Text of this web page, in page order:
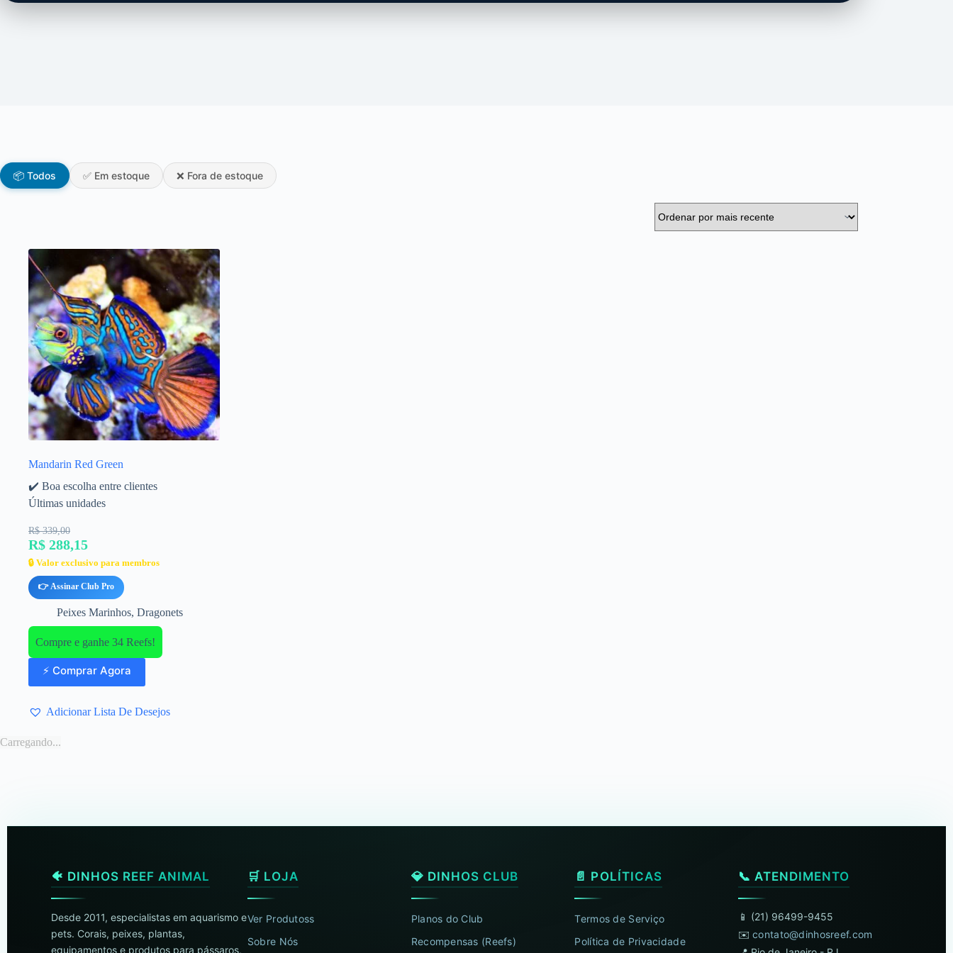
📦 Todos ✅ Em estoque ❌ Fora de estoque
Mandarin Red Green
✔️ Boa escolha entre clientes
Últimas unidades
R$ 339,00
R$ 288,15
🔒 Valor exclusivo para membros
👉 Assinar Club Pro
Peixes Marinhos, Dragonets
Compre e ganhe 34 Reefs!
⚡ Comprar Agora
Adicionar Lista De Desejos
Carregando...
🐠 DINHOS REEF ANIMAL
Desde 2011, especialistas em aquarismo e
pets. Corais, peixes, plantas,
equipamentos e produtos para pássaros,
🛒 LOJA
Ver Produtoss
Sobre Nós
💎 DINHOS CLUB
Planos do Club
Recompensas (Reefs)
📄 POLÍTICAS
Termos de Serviço
Política de Privacidade
📞 ATENDIMENTO
📱 (21) 96499-9455
✉️contato@dinhosreef.com